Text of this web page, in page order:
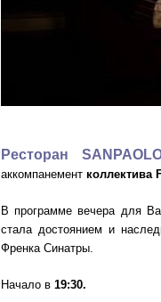
Ресторан
аккомпанемент коллектива
В программе вечера для
стала достоянием и
Френка Синатры.
Начало в 19:30.